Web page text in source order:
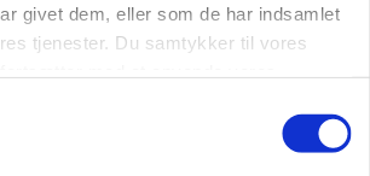
givet dem, eller som de har indsamlet
tjenester. Du samtykker til vores